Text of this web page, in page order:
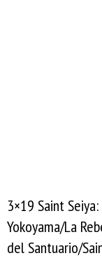
3×19 Saint
Yokoyama/La
del Santuario/